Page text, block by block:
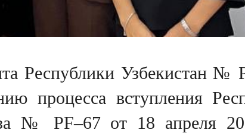
Республики Узбекистан
процесса вступления
№ PF–67 от 18 апреля